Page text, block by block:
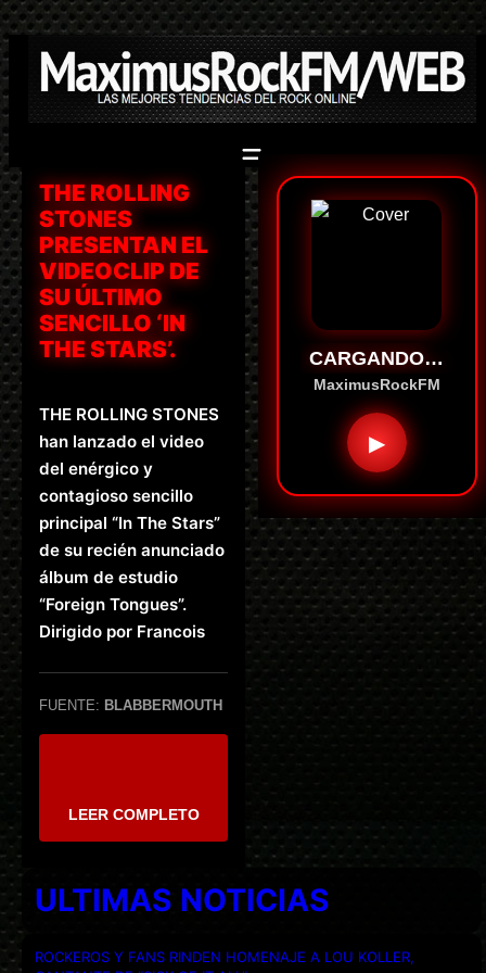
Saltar
contenido
THE ROLLING
STONES
PRESENTAN EL
VIDEOCLIP DE
SU ÚLTIMO
SENCILLO ‘IN
THE STARS’.
THE ROLLING STONES
han lanzado el video
del enérgico y
contagioso sencillo
principal “In The Stars”
de su recién anunciado
álbum de estudio
“Foreign Tongues”.
Dirigido por Francois
FUENTE: BLABBERMOUTH
LEER COMPLETO
CARGANDO…
MaximusRockFM
▶
ULTIMAS NOTICIAS
ROCKEROS Y FANS RINDEN HOMENAJE A LOU KOLLER,